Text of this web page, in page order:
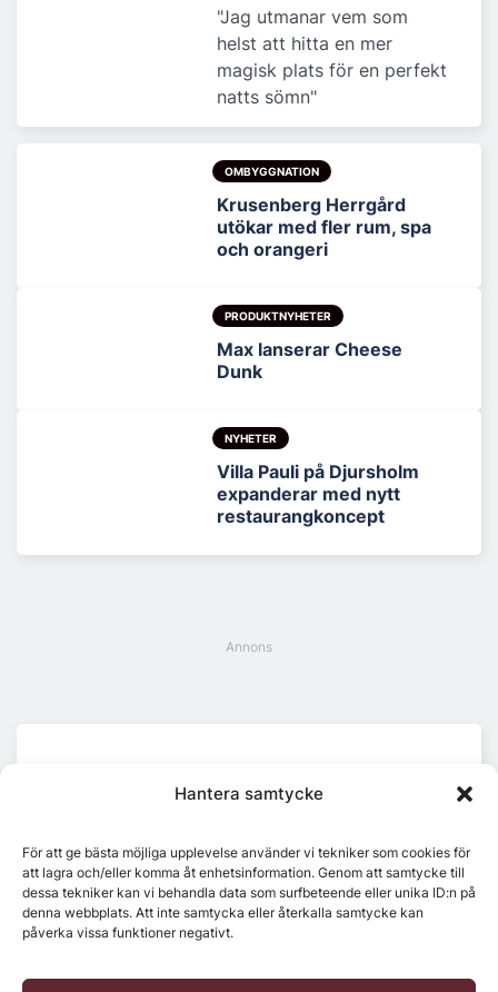
Hantera samtycke
För att ge bästa möjliga upplevelse använder vi tekniker som cookies för
att lagra och/eller komma åt enhetsinformation. Genom att samtycke till
dessa tekniker kan vi behandla data som surfbeteende eller unika ID:n på
denna webbplats. Att inte samtycka eller återkalla samtycke kan
påverka vissa funktioner negativt.
"Jag utmanar vem som
helst att hitta en mer
magisk plats för en perfekt
natts sömn"
OMBYGGNATION
Krusenberg Herrgård
utökar med fler rum, spa
och orangeri
PRODUKTNYHETER
Max lanserar Cheese
Dunk
NYHETER
Villa Pauli på Djursholm
expanderar med nytt
restaurangkoncept